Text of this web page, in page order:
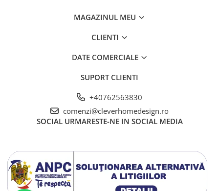
MAGAZINUL MEU
CLIENTI
DATE COMERCIALE
SUPORT CLIENTI
+40762563830
comenzi@cleverhomedesign.ro
SOCIAL URMARESTE-NE IN SOCIAL MEDIA